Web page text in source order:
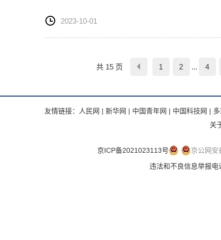
2023-10-01
共 15 页 1 2 ... 4
友情链接： 人民网 | 新华网 | 中国青年网 | 中国科技网 |
关
京ICP备2021023113号
京公网
违法和不良信息举报